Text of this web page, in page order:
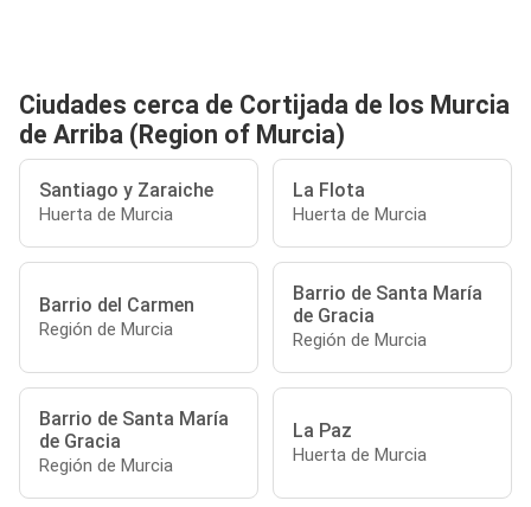
Ciudades cerca de Cortijada de los Murcia
de Arriba (Region of Murcia)
Santiago y Zaraiche
Huerta de Murcia
La Flota
Huerta de Murcia
Barrio del Carmen
Región de Murcia
Barrio de Santa María
de Gracia
Región de Murcia
Barrio de Santa María
de Gracia
Región de Murcia
La Paz
Huerta de Murcia